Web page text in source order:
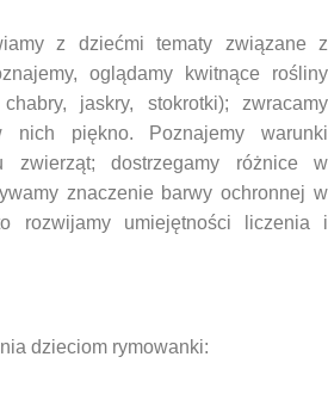
z dziećmi tematy związane z
oglądamy kwitnące rośliny
jaskry, stokrotki); zwracamy
piękno. Poznajemy warunki
zwierząt; dostrzegamy różnice w
znaczenie barwy ochronnej w
rozwijamy umiejętności liczenia i
dzieciom rymowanki: